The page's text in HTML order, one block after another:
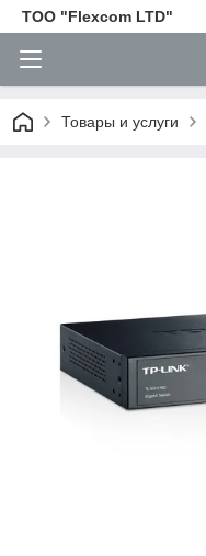
ТОО "Flexcom LTD"
Товары и услуги